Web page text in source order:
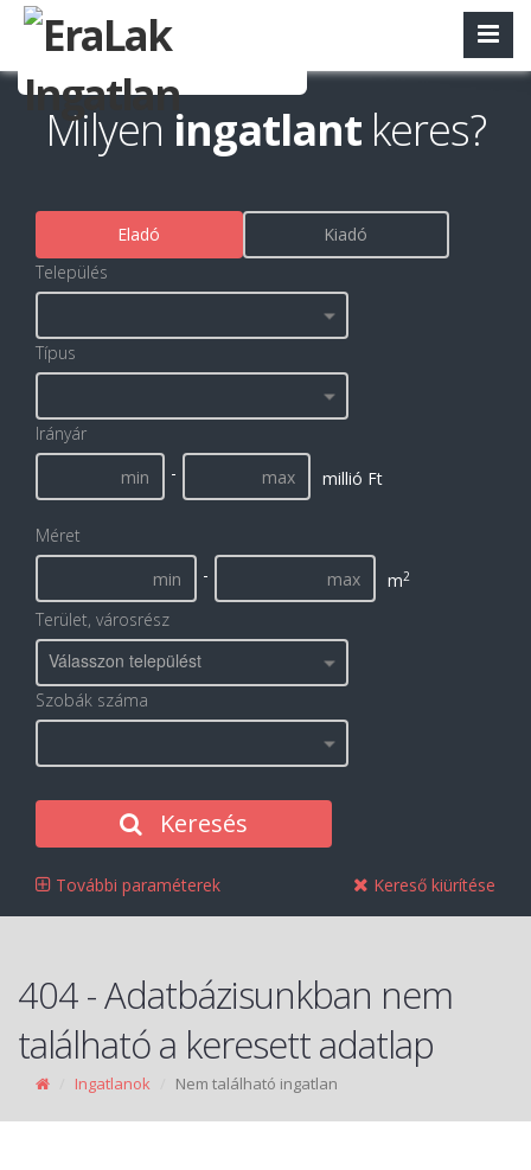
Milyen ingatlant keres?
Eladó
Kiadó
Település
Típus
Irányár
-
millió Ft
Méret
-
m2
Terület, városrész
Válasszon települést
Szobák száma
Keresés
További paraméterek Kereső kiürítése
404 - Adatbázisunkban nem
található a keresett adatlap
Ingatlanok Nem található ingatlan